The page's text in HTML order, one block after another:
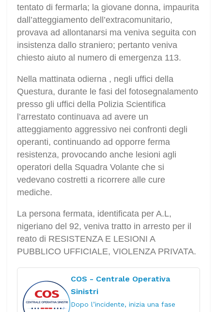
tentato di fermarla; la giovane donna, impaurita
dall’atteggiamento dell’extracomunitario,
provava ad allontanarsi ma veniva seguita con
insistenza dallo straniero; pertanto veniva
chiesto aiuto al numero di emergenza 113.
Nella mattinata odierna , negli uffici della
Questura, durante le fasi del fotosegnalamento
presso gli uffici della Polizia Scientifica
l’arrestato continuava ad avere un
atteggiamento aggressivo nei confronti degli
operanti, continuando ad opporre ferma
resistenza, provocando anche lesioni agli
operatori della Squadra Volante che si
vedevano costretti a ricorrere alle cure
mediche.
La persona fermata, identificata per A.L,
nigeriano del 92, veniva tratto in arresto per il
reato di RESISTENZA E LESIONI A
PUBBLICO UFFICIALE, VIOLENZA PRIVATA.
COS - Centrale Operativa
Sinistri
Dopo l’incidente, inizia una fase